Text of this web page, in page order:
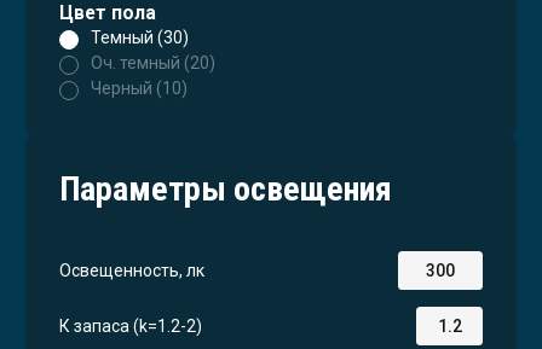
Цвет пола
Темный (30)
Оч. темный (20)
Черный (10)
Параметры освещения
Освещенность, лк
К запаса (k=1.2-2)